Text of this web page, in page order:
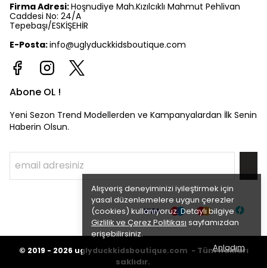
Alışveriş deneyiminizi iyileştirmek için
yasal düzenlemelere uygun çerezler
(cookies) kullanıyoruz. Detaylı bilgiye
Gizlilik ve Çerez Politikası sayfamızdan
erişebilirsiniz.
Anladım
Firma Adresi:Hoşnudiye Mah.Kızılcıklı Mahmut Pehlivan
Caddesi No: 24/A
Tepebaşı/ESKİŞEHİR
E-Posta:info@uglyduckkidsboutique.com
Abone OL !
Yeni Sezon Trend Modellerden ve Kampanyalardan İlk Senin
Haberin Olsun.
© 2019 - 2026 uglyduckkidsboutique.com - Tüm hakları
saklıdır.